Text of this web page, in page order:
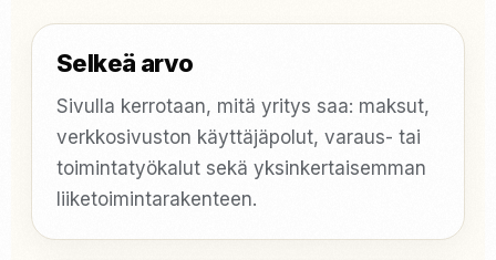
Selkeä arvo
Sivulla kerrotaan, mitä yritys saa: maksut,
verkkosivuston käyttäjäpolut, varaus- tai
toimintatyökalut sekä yksinkertaisemman
liiketoimintarakenteen.